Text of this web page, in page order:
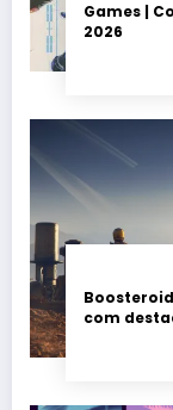
Games |
2026
com